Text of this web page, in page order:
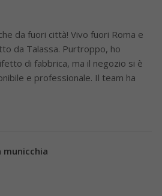
da fuori città! Vivo fuori Roma e
da Talassa. Purtroppo, ho
di fabbrica, ma il negozio si è
e professionale. Il team ha
municchia